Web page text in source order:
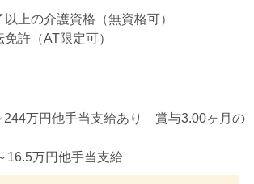
上の介護資格（無資格可）
許（AT限定可）
244万円他手当支給あり 賞与3.00ヶ月の
16.5万円他手当支給